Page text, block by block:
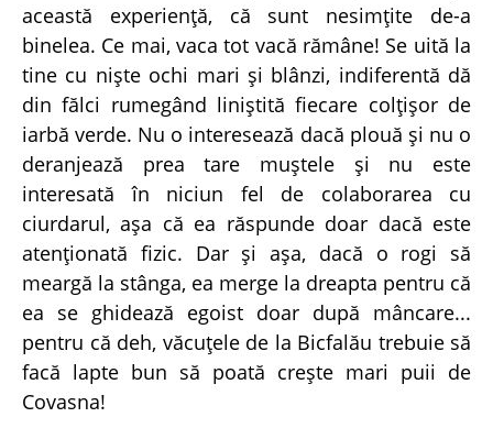
această experienţă, că sunt nesimţite de-a
binelea. Ce mai, vaca tot vacă rămâne! Se uită la
tine cu nişte ochi mari şi blânzi, indiferentă dă
din fălci rumegând liniştită fiecare colţişor de
iarbă verde. Nu o interesează dacă plouă şi nu o
deranjează prea tare muştele şi nu este
interesată în niciun fel de colaborarea cu
ciurdarul, aşa că ea răspunde doar dacă este
atenţionată fizic. Dar şi aşa, dacă o rogi să
meargă la stânga, ea merge la dreapta pentru că
ea se ghidează egoist doar după mâncare...
pentru că deh, văcuţele de la Bicfalău trebuie să
facă lapte bun să poată creşte mari puii de
Covasna!